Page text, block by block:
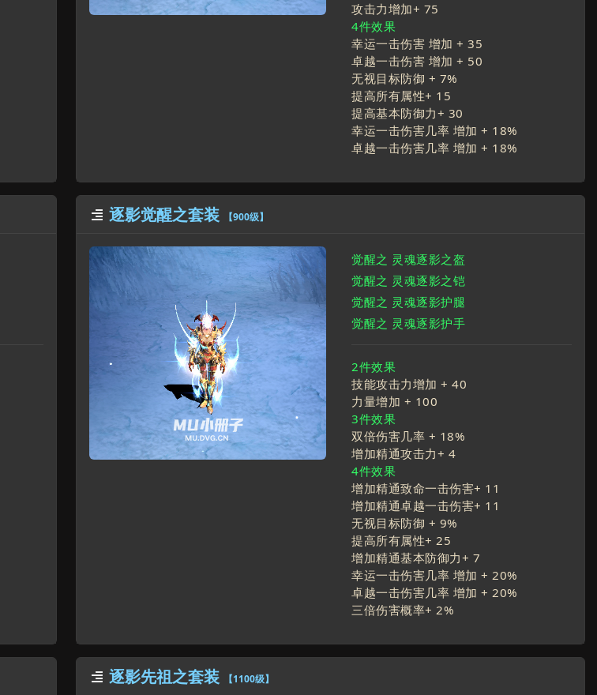
攻击力增加+ 75
4件效果
幸运一击伤害 增加 + 35
卓越一击伤害 增加 + 50
无视目标防御 + 7%
提高所有属性+ 15
提高基本防御力+ 30
幸运一击伤害几率 增加 + 18%
卓越一击伤害几率 增加 + 18%
 逐影觉醒之套装 【900级】
觉醒之 灵魂逐影之盔
觉醒之 灵魂逐影之铠
觉醒之 灵魂逐影护腿
觉醒之 灵魂逐影护手
2件效果
技能攻击力增加 + 40
力量增加 + 100
3件效果
双倍伤害几率 + 18%
增加精通攻击力+ 4
4件效果
增加精通致命一击伤害+ 11
增加精通卓越一击伤害+ 11
无视目标防御 + 9%
提高所有属性+ 25
增加精通基本防御力+ 7
幸运一击伤害几率 增加 + 20%
卓越一击伤害几率 增加 + 20%
三倍伤害概率+ 2%
 逐影先祖之套装 【1100级】